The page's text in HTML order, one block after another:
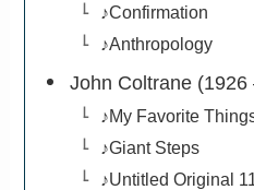
♪Confirmation
♪Anthropology
John Coltrane (1926
♪My Favorite
♪Giant Steps
♪Untitled Original